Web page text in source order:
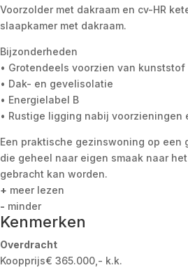
Voorzolder met dakraam en cv-HR
slaapkamer met dakraam.
Bijzonderheden
• Grotendeels voorzien van
• Dak- en gevelisolatie
• Energielabel B
• Rustige ligging nabij voorzieningen
Een praktische gezinswoning op een
die geheel naar eigen smaak naar
gebracht kan worden.
+ meer lezen
- minder
Kenmerken
Overdracht
Koopprijs€ 365.000,- k.k.